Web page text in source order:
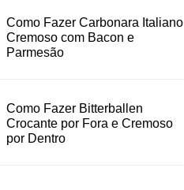
Como Fazer Carbonara Italiano
Cremoso com Bacon e
Parmesão
Como Fazer Bitterballen
Crocante por Fora e Cremoso
por Dentro